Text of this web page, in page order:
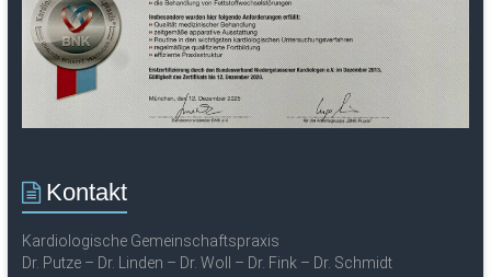
Kontakt
Kardiologische Gemeinschaftspraxis
Dr. Putze – Dr. Linden – Dr. Woll – Dr. Fink – Dr. Schmidt